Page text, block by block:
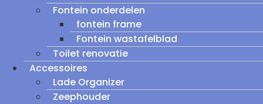
Fontein onderdelen
fontein frame
Fontein wastafelblad
Toilet renovatie
Accessoires
Lade Organizer
Zeephouder